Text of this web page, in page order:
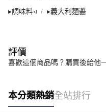
５．嚴禁一人註冊多個帳號或使用
▸調味料◃ ▸義大利麵醬
評價
喜歡這個商品嗎？購買後給他
本分類熱銷全站排行